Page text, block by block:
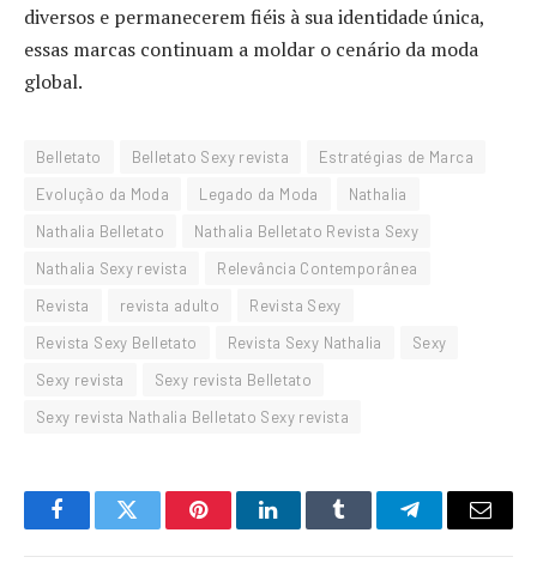
diversos e permanecerem fiéis à sua identidade única,
essas marcas continuam a moldar o cenário da moda
global.
Belletato Belletato Sexy revista
Estratégias de Marca
Evolução da Moda
Legado da Moda
Nathalia
Nathalia Belletato
Nathalia Belletato Revista Sexy
Nathalia Sexy revista
Relevância Contemporânea
Revista
revista adulto
Revista Sexy
Revista Sexy Belletato
Revista Sexy Nathalia
Sexy
Sexy revista
Sexy revista Belletato
Sexy revista Nathalia Belletato Sexy revista
FacebookTwitter PinterestLinkedInTumblr TelegramEmail